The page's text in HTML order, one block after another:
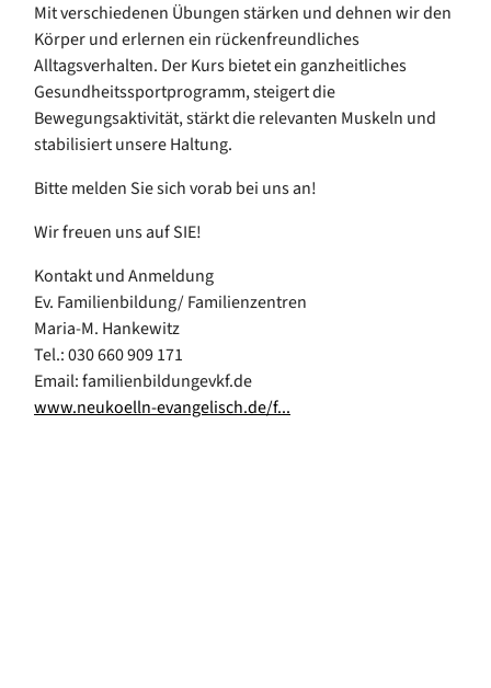
Mit verschiedenen Übungen stärken und dehnen wir den
Körper und erlernen ein rückenfreundliches
Alltagsverhalten. Der Kurs bietet ein ganzheitliches
Gesundheitssportprogramm, steigert die
Bewegungsaktivität, stärkt die relevanten Muskeln und
stabilisiert unsere Haltung.
Bitte melden Sie sich vorab bei uns an!
Wir freuen uns auf SIE!
Kontakt und Anmeldung
Ev. Familienbildung/ Familienzentren
Maria-M. Hankewitz
Tel.: 030 660 909 171
Email: familienbildungevkf.de
www.neukoelln-evangelisch.de/f...